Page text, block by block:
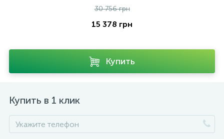
30 756 грн
15 378 грн
Купить
Купить в 1 клик